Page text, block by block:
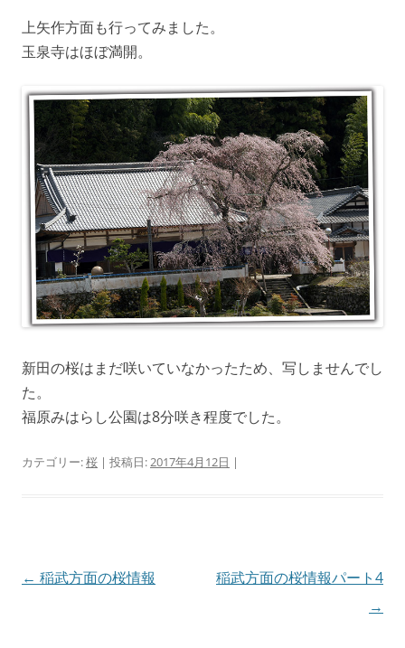
上矢作方面も行ってみました。
玉泉寺はほぼ満開。
新田の桜はまだ咲いていなかったため、写しませんでし
た。
福原みはらし公園は8分咲き程度でした。
カテゴリー:桜 | 投稿日:2017年4月12日 |
投
← 稲武方面の桜情報
稲武方面の桜情報パート4
→